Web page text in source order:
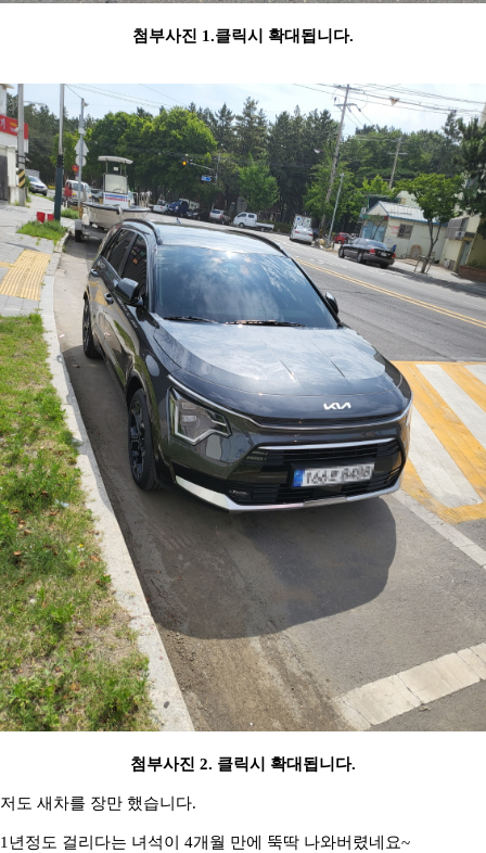
첨부사진 1.클릭시 확대됩니다.
첨부사진 2. 클릭시 확대됩니다.
저도 새차를 장만 했습니다.
1년정도 걸리다는 녀석이 4개월 만에 뚝딱 나와버렸네요~